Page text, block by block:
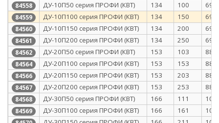
84558 ДУ-10П50 серия ПРОФИ (КВТ) 134 100 69
84559 ДУ-10П100 серия ПРОФИ (КВТ) 134 150 69
84560 ДУ-10П150 серия ПРОФИ (КВТ) 134 200 69
84561 ДУ-10П200 серия ПРОФИ (КВТ) 134 250 69
84562 ДУ-20П50 серия ПРОФИ (КВТ) 153 103 88
84564 ДУ-20П100 серия ПРОФИ (КВТ) 153 153 88
84566 ДУ-20П150 серия ПРОФИ (КВТ) 153 203 88
84567 ДУ-20П200 серия ПРОФИ (КВТ) 153 253 88
84568 ДУ-30П50 серия ПРОФИ (КВТ) 166 111 101
84569 ДУ-30П100 серия ПРОФИ (КВТ) 166 161 101